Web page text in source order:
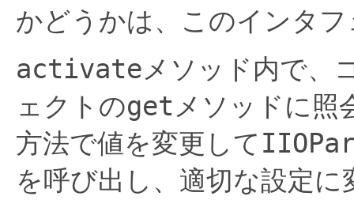
かどうかは、このインタ
activateメソッド内で、
ェクトのget メソッドに照
方法で値を変更して
を呼び出し、適切な設定に